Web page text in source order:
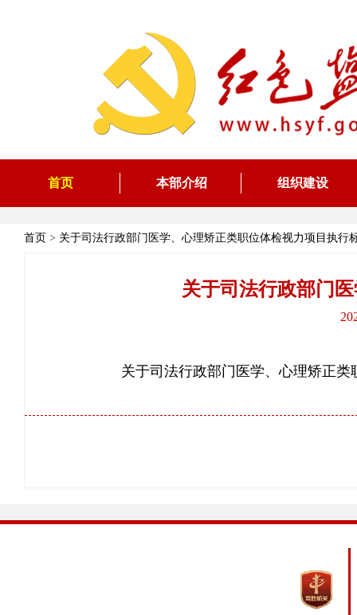
首页 本部介绍 组织建设
首页 > 关于司法行政部门医学、心理矫正类职位体检视力项目执行
关于司法行政部门
关于司法行政部门医学、心理矫正